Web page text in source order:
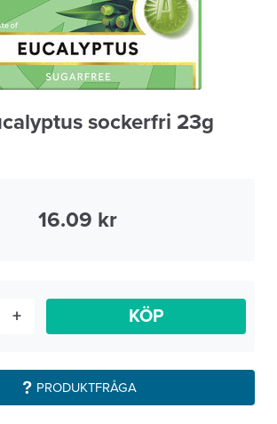
sockerfri 23g
16.09
PRODUKTFRÅGA
+ KÖP